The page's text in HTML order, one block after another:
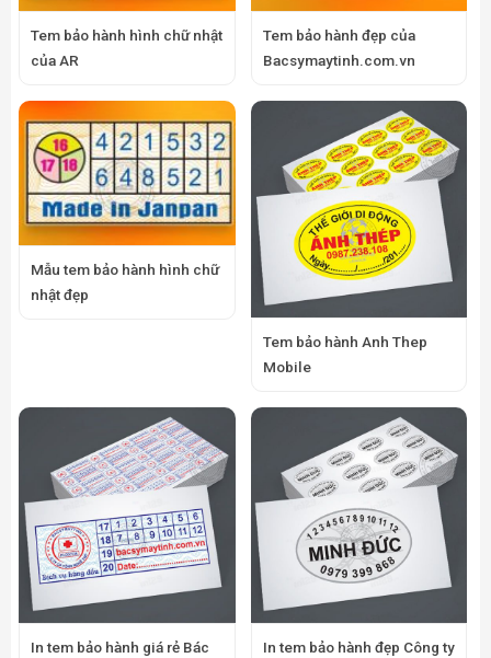
Tem bảo hành hình chữ nhật
của AR
Tem bảo hành đẹp của
Bacsymaytinh.com.vn
Mẫu tem bảo hành hình chữ
nhật đẹp
Tem bảo hành Anh Thep
Mobile
In tem bảo hành giá rẻ Bác
In tem bảo hành đẹp Công ty